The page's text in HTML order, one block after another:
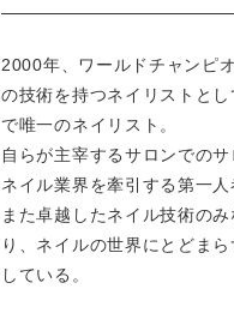
2000年、ワールドチャンピ
の技術を持つネイリストと
で唯一のネイリスト。
自らが主宰するサロンでの
ネイル業界を牽引する第一
また卓越したネイル技術の
り、ネイルの世界にとどま
している。